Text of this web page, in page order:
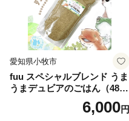
愛知県小牧市
fuu スペシャルブレンド うま
うまデュビアのごはん（480
6,000円